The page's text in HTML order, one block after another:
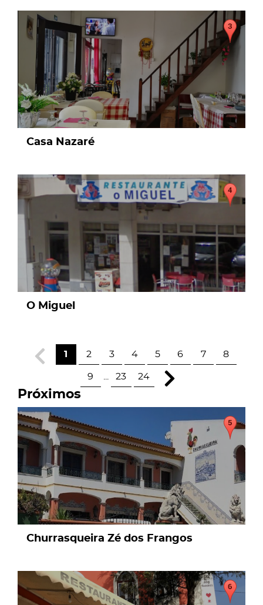
page
Casa Nazaré
page
O Miguel
1 2 3 4 5 6 7 8
9 23 24
Próximos
page
Churrasqueira Zé dos Frangos
page